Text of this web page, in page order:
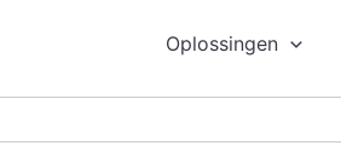
Oplossingen